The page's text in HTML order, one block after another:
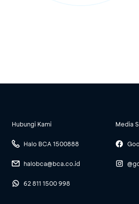
Hubungi Kami
Halo BCA 1500888
halobca@bca.co.id
62 811 1500 998
Media